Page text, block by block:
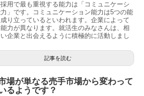
用で最も重視する能力は「コミュニケーシ
力」です。コミュニケーション能力は5つの能
り立っているといわれます。企業によって
力が異なります。就活生のみなさんは、相
企業と出会えるように積極的に活動しまし
記事を読む
場が単なる売手市場から変わって
るようです？